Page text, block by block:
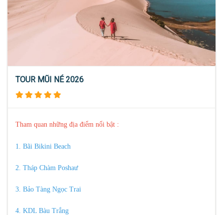
TOUR MŨI NÉ 2026
Tham quan những địa điểm nổi bật :
1. Bãi Bikini Beach
2. Tháp Chàm Poshaư
3. Bảo Tàng Ngọc Trai
4. KDL Bàu Trắng